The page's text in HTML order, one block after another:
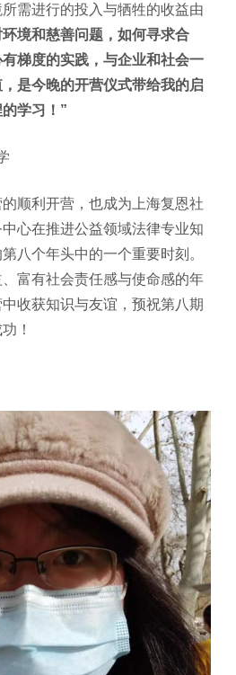
需进行的投入与牺牲的收益由
境和慈善问题，如何寻求合
梯度的实践，与企业和社会一
是今晚的开营仪式带给我的启
学习！”
顺利开营，也成为上海复恩社
心在推进公益领域法律专业知
八个年头中的一个重要时刻。
富有社会责任感与使命感的年
收获知识与友谊，预祝第八期
！